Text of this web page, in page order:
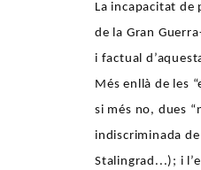
La incapacitat de
de la Gran
i factual
Més enllà de les
si més no, dues
indiscriminada
Stalingrad...); i